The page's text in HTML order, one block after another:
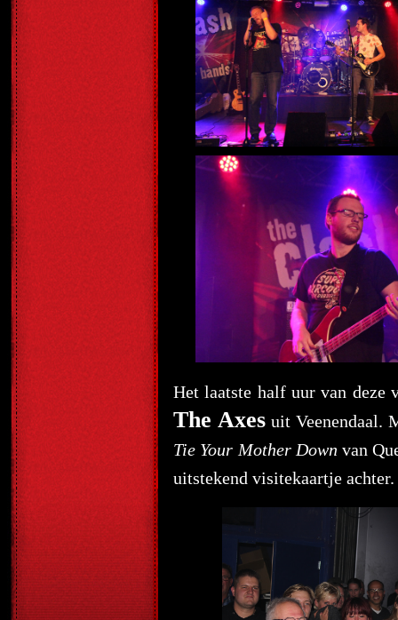
Het laatste half uur van deze
The Axes uit Veenendaal.
Tie Your Mother Down van
uitstekend visitekaartje achter.